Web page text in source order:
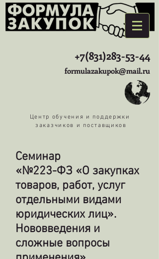
+7(831)283-53-44
formulazakupok@mail.ru
Центр обучения и поддержки
заказчиков и поставщиков
Семинар
«№223-ФЗ «О закупках
товаров, работ, услуг
отдельными видами
юридических лиц».
Нововведения и
сложные вопросы